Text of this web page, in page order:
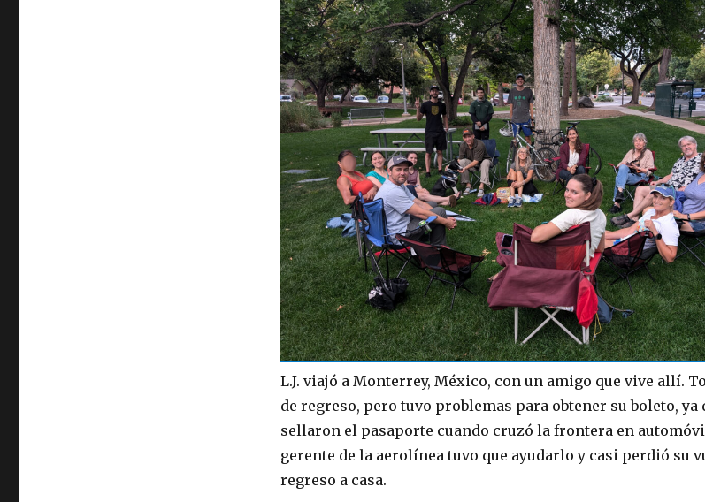
L.J. viajó a Monterrey, México, con un amigo que vive allí.
de regreso, pero tuvo problemas para obtener su boleto, ya
sellaron el pasaporte cuando cruzó la frontera en
gerente de la aerolínea tuvo que ayudarlo y casi perdió su
regreso a casa.